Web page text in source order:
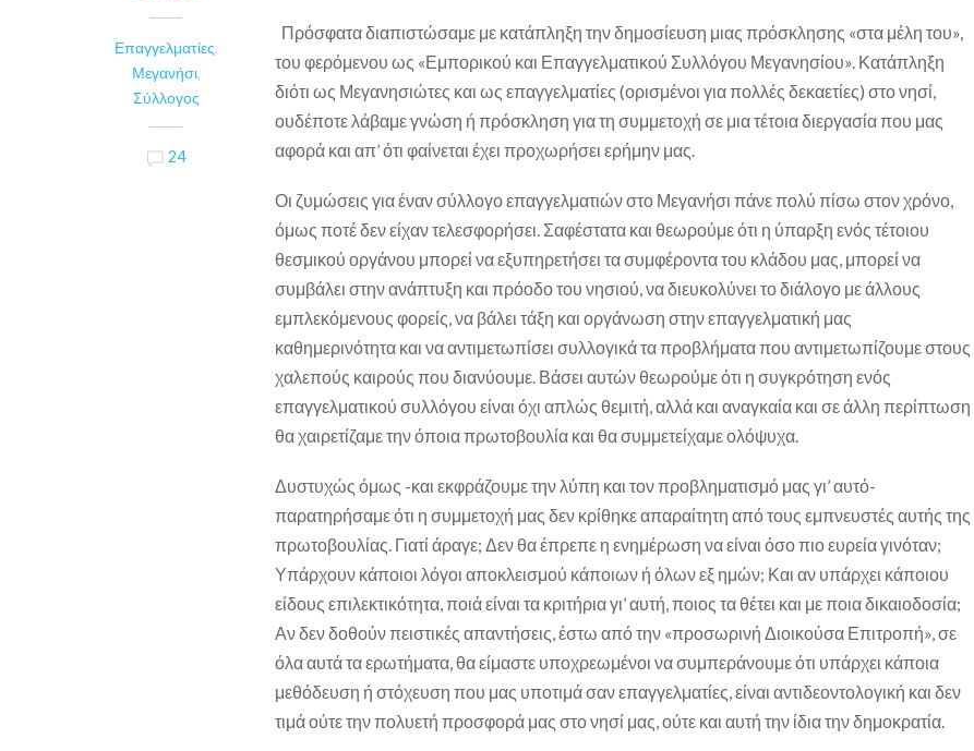
Επαγγελματίες,
Μεγανήσι,
Σύλλογος
24
Πρόσφατα διαπιστώσαμε με κατάπληξη την δημοσίευση μιας πρόσκλησης «στα μέλη του»,
του φερόμενου ως «Εμπορικού και Επαγγελματικού Συλλόγου Μεγανησίου». Κατάπληξη
διότι ως Μεγανησιώτες και ως επαγγελματίες (ορισμένοι για πολλές δεκαετίες) στο νησί,
ουδέποτε λάβαμε γνώση ή πρόσκληση για τη συμμετοχή σε μια τέτοια διεργασία που μας
αφορά και απ’ ότι φαίνεται έχει προχωρήσει ερήμην μας.
Οι ζυμώσεις για έναν σύλλογο επαγγελματιών στο Μεγανήσι πάνε πολύ πίσω στον χρόνο,
όμως ποτέ δεν είχαν τελεσφορήσει. Σαφέστατα και θεωρούμε ότι η ύπαρξη ενός τέτοιου
θεσμικού οργάνου μπορεί να εξυπηρετήσει τα συμφέροντα του κλάδου μας, μπορεί να
συμβάλει στην ανάπτυξη και πρόοδο του νησιού, να διευκολύνει το διάλογο με άλλους
εμπλεκόμενους φορείς, να βάλει τάξη και οργάνωση στην επαγγελματική μας
καθημερινότητα και να αντιμετωπίσει συλλογικά τα προβλήματα που αντιμετωπίζουμε στους
χαλεπούς καιρούς που διανύουμε. Βάσει αυτών θεωρούμε ότι η συγκρότηση ενός
επαγγελματικού συλλόγου είναι όχι απλώς θεμιτή, αλλά και αναγκαία και σε άλλη περίπτωση
θα χαιρετίζαμε την όποια πρωτοβουλία και θα συμμετείχαμε ολόψυχα.
Δυστυχώς όμως -και εκφράζουμε την λύπη και τον προβληματισμό μας γι’ αυτό-
παρατηρήσαμε ότι η συμμετοχή μας δεν κρίθηκε απαραίτητη από τους εμπνευστές αυτής της
πρωτοβουλίας. Γιατί άραγε; Δεν θα έπρεπε η ενημέρωση να είναι όσο πιο ευρεία γινόταν;
Υπάρχουν κάποιοι λόγοι αποκλεισμού κάποιων ή όλων εξ ημών; Και αν υπάρχει κάποιου
είδους επιλεκτικότητα, ποιά είναι τα κριτήρια γι’ αυτή, ποιος τα θέτει και με ποια δικαιοδοσία;
Αν δεν δοθούν πειστικές απαντήσεις, έστω από την «προσωρινή Διοικούσα Επιτροπή», σε
όλα αυτά τα ερωτήματα, θα είμαστε υποχρεωμένοι να συμπεράνουμε ότι υπάρχει κάποια
μεθόδευση ή στόχευση που μας υποτιμά σαν επαγγελματίες, είναι αντιδεοντολογική και δεν
τιμά ούτε την πολυετή προσφορά μας στο νησί μας, ούτε και αυτή την ίδια την δημοκρατία.